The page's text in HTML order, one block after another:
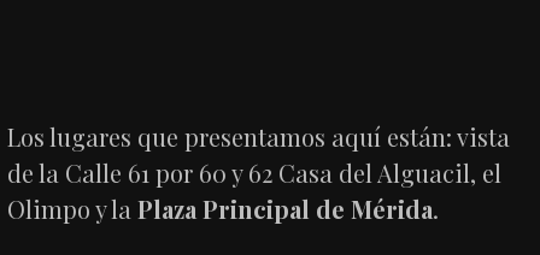
Los lugares que presentamos aquí están: vista
de la Calle 61 por 60 y 62 Casa del Alguacil, el
Olimpo y laPlaza Principal de Mérida.